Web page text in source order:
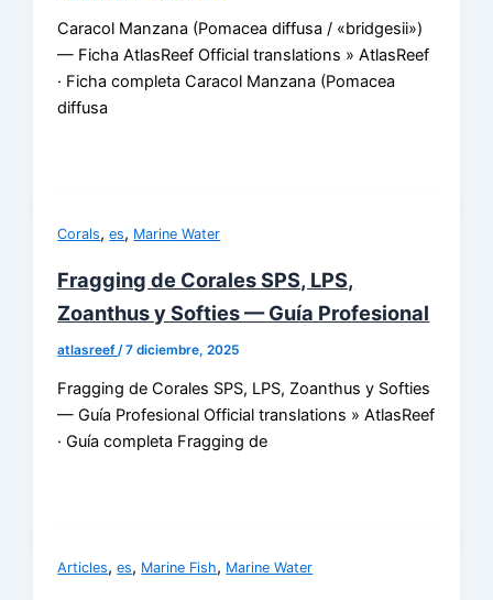
Caracol Manzana (Pomacea diffusa / «bridgesii»)
— Ficha AtlasReef Official translations » AtlasReef
· Ficha completa Caracol Manzana (Pomacea
diffusa
Corals,es, Marine Water
Fragging de Corales SPS, LPS,
Zoanthus y Softies — Guía Profesional
atlasreef/7 diciembre, 2025
Fragging de Corales SPS, LPS, Zoanthus y Softies
— Guía Profesional Official translations » AtlasReef
· Guía completa Fragging de
Articles,es, Marine Fish, Marine Water